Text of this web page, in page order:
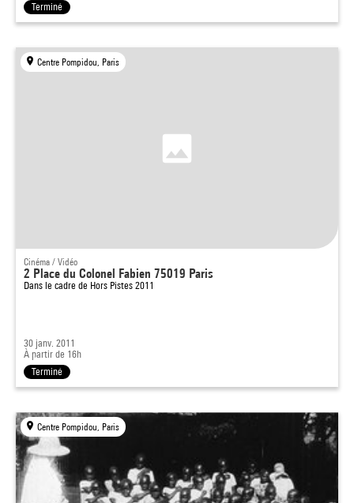
Terminé
Centre Pompidou, Paris
Cinéma / Vidéo
2 Place du Colonel Fabien 75019 Paris
Dans le cadre de Hors Pistes 2011
30 janv. 2011
À partir de 16h
Terminé
Centre Pompidou, Paris